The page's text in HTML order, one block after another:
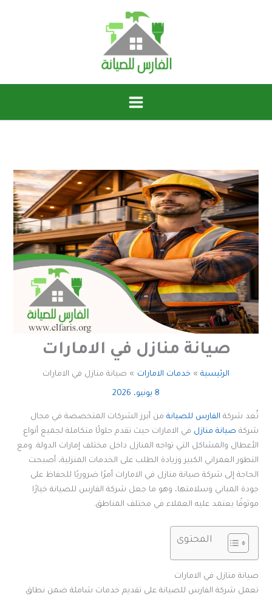
صيانة منازل في الامارات
الرئيسية خدمات الامارات صيانة منازل في الامارات
8 يونيو، 2026
تُعد شركة الفارس للصيانة من أبرز الشركات المتخصصة في مجال
شركة صيانة منازل في الامارات حيث تقدم حلولًا متكاملة لجميع أنواع
الأعطال والمشاكل التي تواجه المنازل داخل مختلف إمارات الدولة. ومع
التطور العمراني الكبير وزيادة الطلب على الخدمات المنزلية، أصبحت
الحاجة إلى شركة صيانة منازل في الامارات أمرًا ضروريًا للحفاظ على
جودة المباني وسلامتها، وهو ما جعل شركة الفارس للصيانة خيارًا
موثوقًا يعتمد عليه العملاء في مختلف المناطق.
المحتوى
صيانة منازل في الامارات
تعمل شركة الفارس للصيانة على تقديم خدمات شاملة ضمن نطاق